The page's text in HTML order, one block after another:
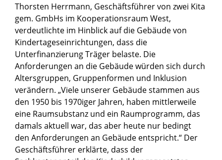
Thorsten Herrmann, Geschäftsführer von zwei Kita
gem. GmbHs im Kooperationsraum West,
verdeutlichte im Hinblick auf die Gebäude von
Kindertageseinrichtungen, dass die
Unterfinanzierung Träger belaste. Die
Anforderungen an die Gebäude würden sich durch
Altersgruppen, Gruppenformen und Inklusion
verändern. „Viele unserer Gebäude stammen aus
den 1950 bis 1970iger Jahren, haben mittlerweile
eine Raumsubstanz und ein Raumprogramm, das
damals aktuell war, das aber heute nur bedingt
den Anforderungen an Gebäude entspricht.“ Der
Geschäftsführer erklärte, dass der